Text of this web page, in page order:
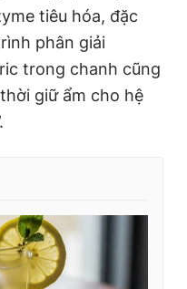
tiêu hóa, đặc
phân giải
trong chanh cũng
giữ ẩm cho hệ
.